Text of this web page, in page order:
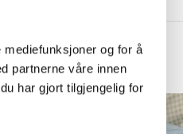
og for å
partnerne våre innen
har gjort tilgjengelig for